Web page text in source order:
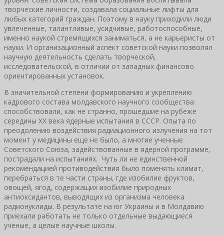
творческие личности, создавала социальные лифты для
любых категорий граждан. Поэтому в науку приходили люди
увлеченные, талантливые, усидчивые, работоспособные,
именно наукой стремящихся заниматься, а не карьеристы от
науки. И организационный аспект советской науки позволял
научную деятельность сделать творческой,
исследовательской, в отличии от западных финансово
ориентированных установок.
В значительной степени формированию и укреплению
кадрового состава молдавского научного сообщества
способствовали, как не странно, прошедшие на рубеже
середины XX века ядерные испытания в СССР. Опыта по
преодолению воздействия радиационного излучения на тот
момент у медицины еще не было, а многие ученные
Советского Союза, задействованные в ядерной программе,
пострадали на испытаниях. Чуть ли не единственной
рекомендацией противодействия было поменять климат,
перебраться в те части страны, где изобилие фруктов,
овощей, ягод, содержащих изобилие природных
антиоксидантов, выводящих из организма человека
радионуклиды. В результате на юг Украины и в Молдавию
приехали работать не только отдельные выдающиеся
ученые, а целые научные школы.